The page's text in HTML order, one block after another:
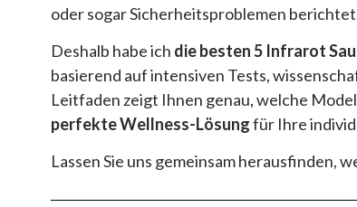
oder sogar Sicherheitsproblemen
Deshalb habe ich die besten 5 Infrarot
basierend auf intensiven Tests,
Leitfaden zeigt Ihnen genau, welche
perfekte Wellness-Lösungfür Ihre
Lassen Sie uns gemeinsam herausfinden,